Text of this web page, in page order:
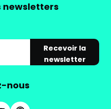
newsletters
Recevoir la
newsletter
nous